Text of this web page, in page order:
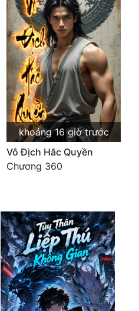
khoảng 16 giờ trước
Vô Địch Hắc Quyền
Chương 360